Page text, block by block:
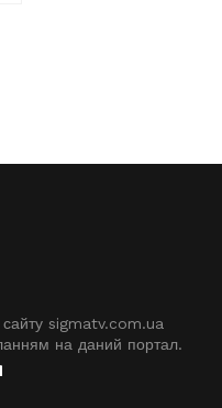
сайту sigmatv.com.ua
на даний портал.